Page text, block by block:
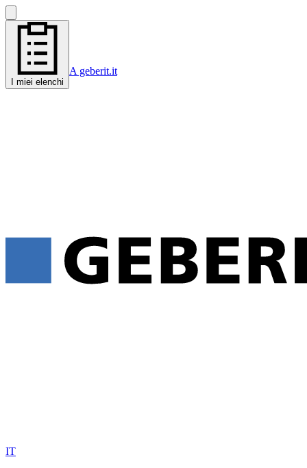
I miei elenchi
A geberit.it
IT